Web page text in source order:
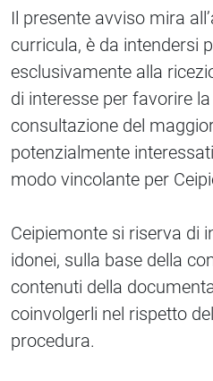
Il presente avviso mira
curricula, è da intendersi
esclusivamente alla
di interesse per favorire
consultazione del
potenzialmente
modo vincolante per
Ceipiemonte si riserva di
idonei, sulla base della
contenuti della
coinvolgerli nel rispetto
procedura.